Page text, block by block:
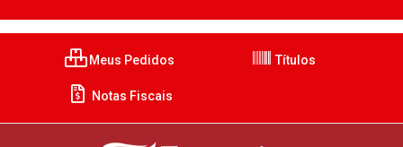
Meus Pedidos Títulos
Notas Fiscais